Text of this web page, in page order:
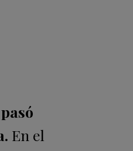
En el